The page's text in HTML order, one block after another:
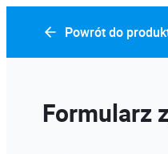
Powrót do
Formularz